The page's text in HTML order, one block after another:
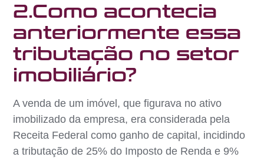
2.Como acontecia
anteriormente essa
tributação no setor
imobiliário?
A venda de um imóvel, que figurava no ativo
imobilizado da empresa, era considerada pela
Receita Federal como ganho de capital, incidindo
a tributação de 25% do Imposto de Renda e 9%